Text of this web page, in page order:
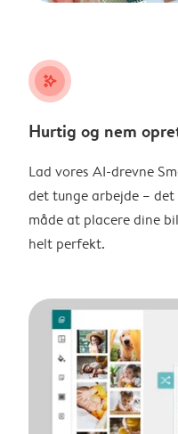
stars_plus
Hurtig og nem
Lad vores AI-drevne
det tunge arbejde –
måde at placere dine
helt perfekt.